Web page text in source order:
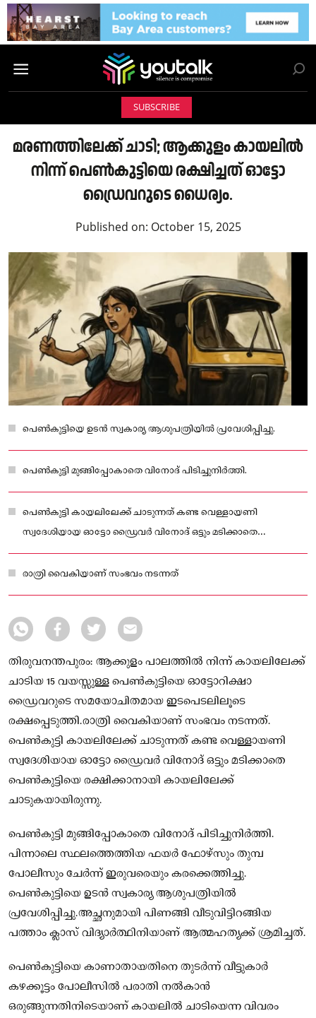
SUBSCRIBE
മരണത്തിലേക്ക് ചാടി; ആക്കുളം കായലിൽ
നിന്ന് പെൺകുട്ടിയെ രക്ഷിച്ചത് ഓട്ടോ
ഡ്രൈവറുടെ ധൈര്യം.
Published on: October 15, 2025
പെൺകുട്ടിയെ ഉടൻ സ്വകാര്യ ആശുപത്രിയിൽ പ്രവേശിപ്പിച്ചു.
പെൺകുട്ടി മുങ്ങിപ്പോകാതെ വിനോദ് പിടിച്ചുനിർത്തി.
പെൺകുട്ടി കായലിലേക്ക് ചാടുന്നത് കണ്ട വെള്ളായണി
സ്വദേശിയായ ഓട്ടോ ഡ്രൈവർ വിനോദ് ഒട്ടും മടിക്കാതെ
പെൺകുട്ടിയെ രക്ഷിക്കാനായി കായലിലേക്ക് ചാടുകയായിരുന്നു.
രാത്രി വൈകിയാണ് സംഭവം നടന്നത്
തിരുവനന്തപുരം: ആക്കുളം പാലത്തിൽ നിന്ന് കായലിലേക്ക്
ചാടിയ 15 വയസ്സുള്ള പെൺകുട്ടിയെ ഓട്ടോറിക്ഷാ
ഡ്രൈവറുടെ സമയോചിതമായ ഇടപെടലിലൂടെ
രക്ഷപ്പെടുത്തി.രാത്രി വൈകിയാണ് സംഭവം നടന്നത്.
പെൺകുട്ടി കായലിലേക്ക് ചാടുന്നത് കണ്ട വെള്ളായണി
സ്വദേശിയായ ഓട്ടോ ഡ്രൈവർ വിനോദ് ഒട്ടും മടിക്കാതെ
പെൺകുട്ടിയെ രക്ഷിക്കാനായി കായലിലേക്ക്
ചാടുകയായിരുന്നു.
പെൺകുട്ടി മുങ്ങിപ്പോകാതെ വിനോദ് പിടിച്ചുനിർത്തി.
പിന്നാലെ സ്ഥലത്തെത്തിയ ഫയർ ഫോഴ്സും തുമ്പ
പോലീസും ചേർന്ന് ഇരുവരെയും കരക്കെത്തിച്ചു.
പെൺകുട്ടിയെ ഉടൻ സ്വകാര്യ ആശുപത്രിയിൽ
പ്രവേശിപ്പിച്ചു.അച്ഛനുമായി പിണങ്ങി വീടുവിട്ടിറങ്ങിയ
പത്താം ക്ലാസ് വിദ്യാർത്ഥിനിയാണ് ആത്മഹത്യക്ക് ശ്രമിച്ചത്.
പെൺകുട്ടിയെ കാണാതായതിനെ തുടർന്ന് വീട്ടുകാർ
കഴക്കൂട്ടം പോലീസിൽ പരാതി നൽകാൻ
ഒരുങ്ങുന്നതിനിടെയാണ് കായലിൽ ചാടിയെന്ന വിവരം